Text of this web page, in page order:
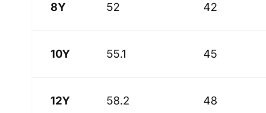
8Y 52 42
10Y 55.1 45
12Y 58.2 48